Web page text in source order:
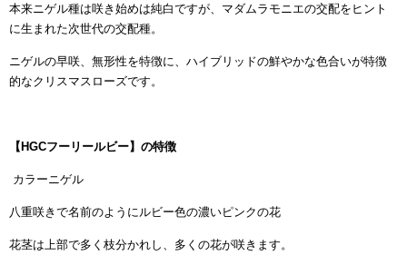
本来ニゲル種は咲き始めは純白ですが、マダムラモニエの交配をヒント
に生まれた次世代の交配種。
ニゲルの早咲、無形性を特徴に、ハイブリッドの鮮やかな色合いが特徴
的なクリスマスローズです。
【HGCフーリールビー】の特徴
カラーニゲル
八重咲きで名前のようにルビー色の濃いピンクの花
花茎は上部で多く枝分かれし、多くの花が咲きます。